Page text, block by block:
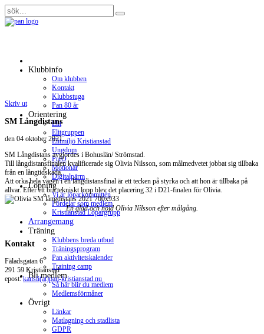
Klubbinfo
Om klubben
Kontakt
Klubbstuga
Pan 80 år
Orientering
Elit
Elitgruppen
Elitmiljö Kristianstad
Ungdom
PreO
Motionär
Digitalpärm
Löpning
Vi är löparkommittén
Fördelar som medlem
Kristianstad Löpargrupp
Arrangemang
Träning
Klubbens breda utbud
Träningsprogram
Pan aktivitetskalender
Training camp
Bli medlem
Så här blir du medlem
Medlemsförmåner
Övrigt
Länkar
Matlagning och stadlista
GDPR
Skriv ut
SM Långdistans
den 04 oktober 2021.
SM Långdistans avgjordes i Bohuslän/ Strömstad.
Till långdistansfinalen kvalificerade sig Olivia Nilsson, som målmedvetetjobbat sig tillbaka
från en långtidskada.
Att orka hela vägen i en långdistansfinal är ett tecken på styrka och att hon är tillbaka på
allvar.Efter ett bra tekniskt lopp blev det placering 32 i D21-finalen för Olivia.
En glad och nöjd Olivia Nilsson efter målgång.
Kontakt
Fäladsgatan 6
291 59 Kristianstad
epost:kansli(at)pan-kristianstad.nu